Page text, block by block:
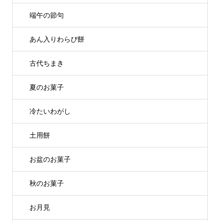
端午の節句
あん入りわらび餅
古代ちまき
夏のお菓子
冷たいわがし
土用餅
お盆のお菓子
秋のお菓子
お月見